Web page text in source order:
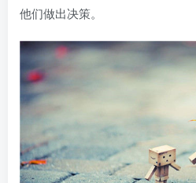
他们做出决策。